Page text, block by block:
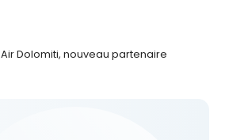
Air Dolomiti, nouveau partenaire